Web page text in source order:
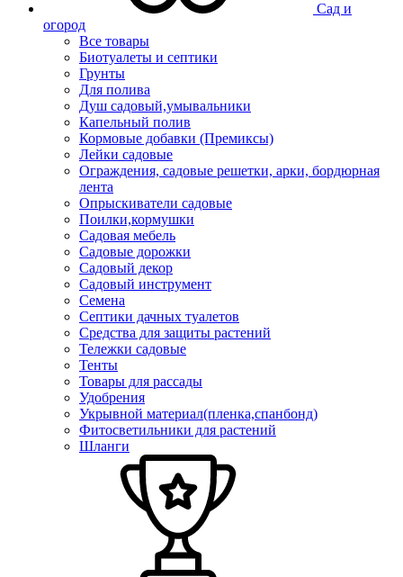
Сад и
огород
Все товары
Биотуалеты и септики
Грунты
Для полива
Душ садовый,умывальники
Капельный полив
Кормовые добавки (Премиксы)
Лейки садовые
Ограждения, садовые решетки, арки, бордюрная
лента
Опрыскиватели садовые
Поилки,кормушки
Садовая мебель
Садовые дорожки
Садовый декор
Садовый инструмент
Семена
Септики дачных туалетов
Средства для защиты растений
Тележки садовые
Тенты
Товары для рассады
Удобрения
Укрывной материал(пленка,спанбонд)
Фитосветильники для растений
Шланги